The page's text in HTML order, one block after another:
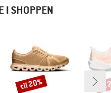
I SHOPPEN
Rabat
til 20%